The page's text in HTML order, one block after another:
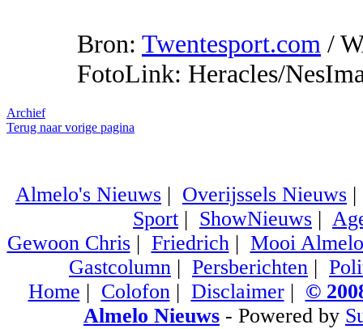
Bron: Twentesport.com /
FotoLink: Heracles/
Archief
Terug naar vorige pagina
Almelo's Nieuws | Overijssels Nieuws
Sport | ShowNieuws |
Gewoon Chris| Friedrich| Mooi Almelo
Gastcolumn | Persberichten |
Home | Colofon| Disclaimer| ©
Almelo Nieuws - Powered by